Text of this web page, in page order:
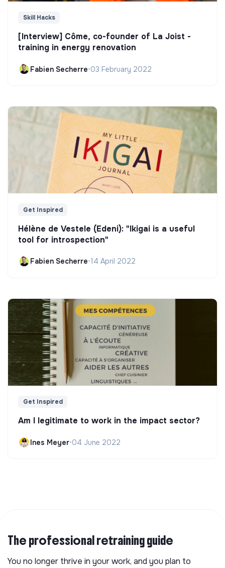
Skill Hacks
[Interview] Côme, co-founder of La Joist -
training in energy renovation
Fabien Secherre•03 February 2022
Get Inspired
Hélène de Vestele (Edeni): "Ikigai is a useful
tool for introspection"
Fabien Secherre•14 April 2022
Get Inspired
Am I legitimate to work in the impact sector?
Ines Meyer•04 June 2022
The professional retraining guide
You no longer thrive in your work, and you plan to